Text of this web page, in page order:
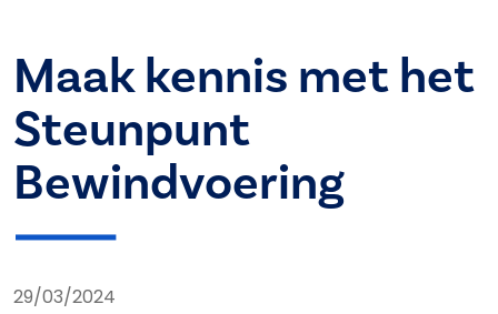
Maak kennis met het
Steunpunt
Bewindvoering
29/03/2024